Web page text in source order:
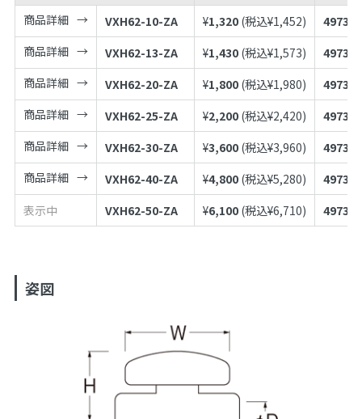
商品詳細
VXH62-10-ZA ¥1,320 (税込¥1,452)
商品詳細
VXH62-13-ZA ¥1,430 (税込¥1,573)
商品詳細
VXH62-20-ZA ¥1,800 (税込¥1,980)
商品詳細
VXH62-25-ZA ¥2,200 (税込¥2,420)
商品詳細
VXH62-30-ZA ¥3,600 (税込¥3,960)
商品詳細
VXH62-40-ZA ¥4,800 (税込¥5,280)
表示中
VXH62-50-ZA ¥6,100 (税込¥6,710)
姿図